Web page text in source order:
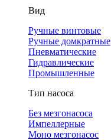
Вид
Ручные винтовые
Ручные домкратные
Пневматические
Гидравлические
Промышленные
Тип насоса
Без мезгонасоса
Импеллерные
Моно мезгонасос